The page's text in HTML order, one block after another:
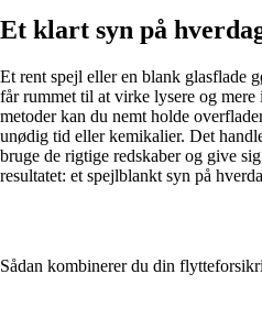
Et klart syn på
Et rent spejl eller en blank glasflade
får rummet til at virke lysere og mere
metoder kan du nemt holde
unødig tid eller kemikalier. Det
bruge de rigtige redskaber og give
resultatet: et spejlblankt syn på
Sådan kombinerer du din